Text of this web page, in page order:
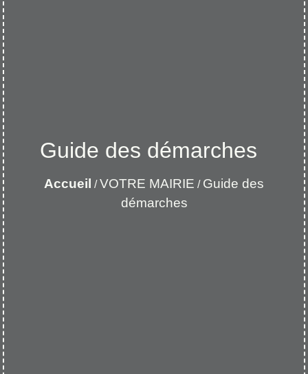
Guide des démarches
Accueil /VOTRE MAIRIE / Guide des
démarches